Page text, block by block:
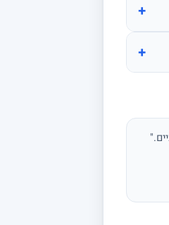
+
+